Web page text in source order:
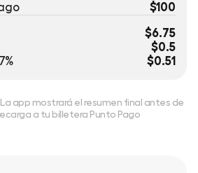
$100
$6.75
$0.5
$0.51
app mostrará el resumen final antes de
a tu billetera Punto Pago